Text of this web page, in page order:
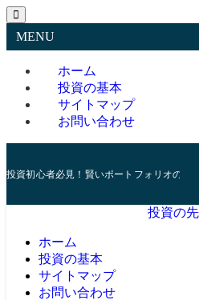
MENU
ホーム
投資の基本
サイトマップ
お問い合わせ
投資初心者必見！賢いポートフォリオの組
投資の
ホーム
投資の基本
サイトマップ
お問い合わせ